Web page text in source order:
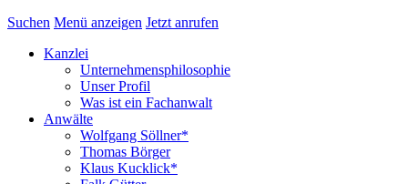
Suchen Menü anzeigen Jetzt anrufen
Kanzlei
Unternehmensphilosophie
Unser Profil
Was ist ein Fachanwalt
Anwälte
Wolfgang Söllner*
Thomas Börger
Klaus Kucklick*